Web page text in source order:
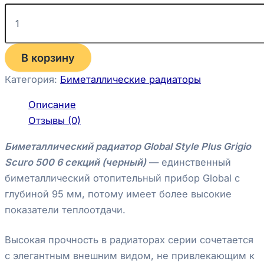
В корзину
Категория: Биметаллические радиаторы
Описание
Отзывы (0)
Биметаллический радиатор Global Style Plus Grigio
Scuro 500 6 секций (черный)— единственный
биметаллический отопительный прибор Global с
глубиной 95 мм, потому имеет более высокие
показатели теплоотдачи.
Высокая прочность в радиаторах серии сочетается
с элегантным внешним видом, не привлекающим к